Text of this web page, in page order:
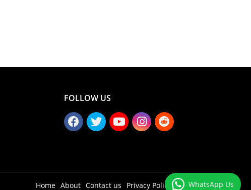
FOLLOW US
Home About Contact us Privacy Policy WhatsApp Us